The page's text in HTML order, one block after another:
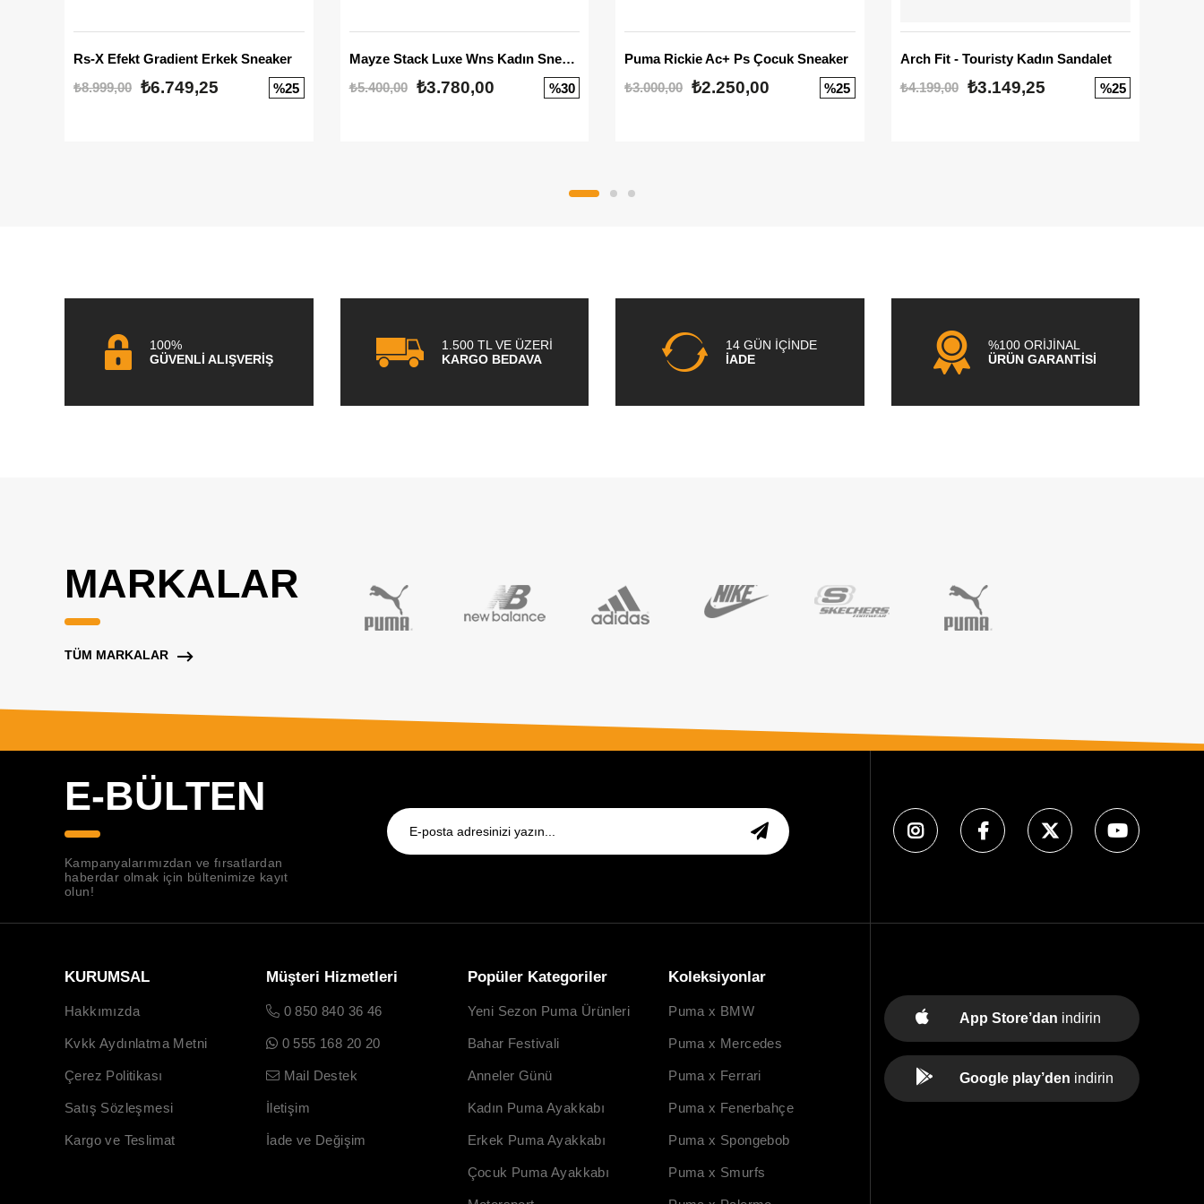
Rs-X Efekt Gradient Erkek Sneaker
₺8.999,00 ₺6.749,25 %25
Mayze Stack Luxe Wns Kadın Sneaker
₺5.400,00
₺3.780,00 %30
Puma Rickie Ac+ Ps Çocuk Sneaker
₺3.000,00 ₺2.250,00 %25
Arch Fit - Touristy Kadın Sandalet
₺4.199,00
₺3.149,25 %25
100%
GÜVENLİ ALIŞVERİŞ
1.500 TL VE ÜZERİ
KARGO BEDAVA
14 GÜN İÇİNDE
İADE
%100 ORİJİNAL
ÜRÜN GARANTİSİ
MARKALAR
TÜM MARKALAR
E-BÜLTEN
Kampanyalarımızdan ve fırsatlardan
haberdar olmak için bültenimize kayıt
olun!
KURUMSAL
Hakkımızda
Kvkk Aydınlatma Metni
Çerez Politikası
Satış Sözleşmesi
Kargo ve Teslimat
Müşteri Hizmetleri
0 850 840 36 46
0 555 168 20 20
Mail Destek
İletişim
İade ve Değişim
Popüler Kategoriler
Yeni Sezon Puma Ürünleri
Bahar Festivali
Anneler Günü
Kadın Puma Ayakkabı
Erkek Puma Ayakkabı
Çocuk Puma Ayakkabı
Koleksiyonlar
Puma x BMW
Puma x Mercedes
Puma x Ferrari
Puma x Fenerbahçe
Puma x Spongebob
Puma x Smurfs
App Store’dan indirin
Google play’den indirin